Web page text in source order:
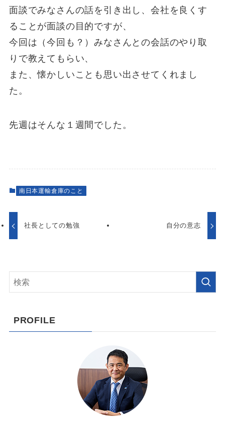
面談でみなさんの話を引き出し、会社を良くす
ることが面談の目的ですが、
今回は（今回も？）みなさんとの会話のやり取
りで教えてもらい、
また、懐かしいことも思い出させてくれまし
た。
先週はそんな１週間でした。
南日本運輸倉庫のこと
社長としての勉強 自分の意志
PROFILE